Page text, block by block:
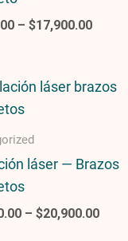
– $17,900.00
láser — Brazos
– $20,900.00